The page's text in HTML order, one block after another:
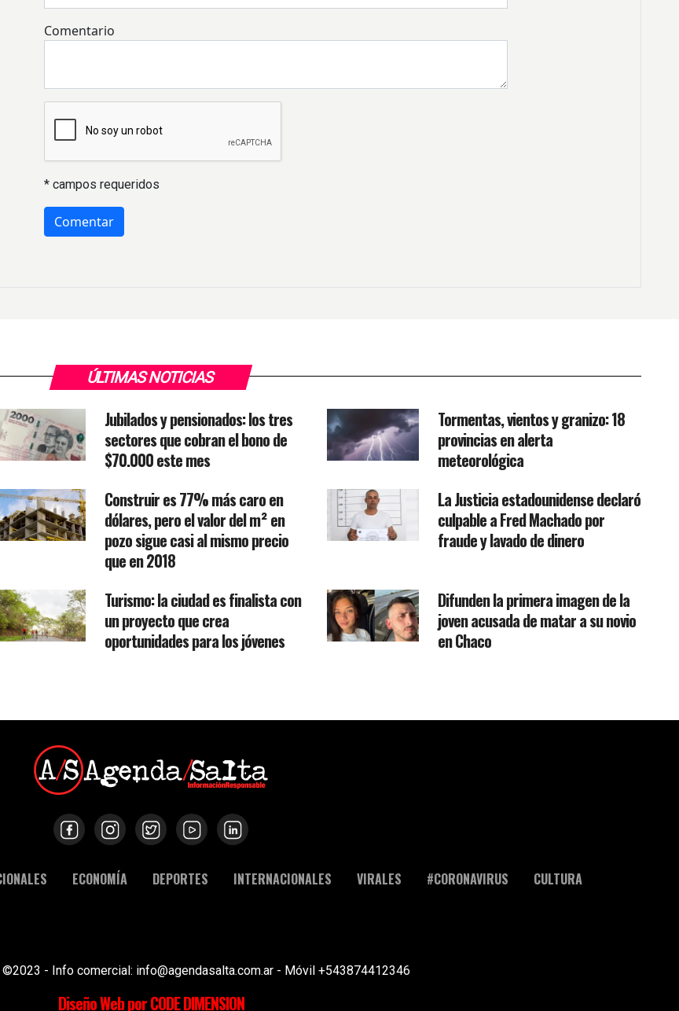
Comentario
* campos requeridos
ÚLTIMAS NOTICIAS
Jubilados y pensionados: los tres
sectores que cobran el bono de
$70.000 este mes
Tormentas, vientos y granizo: 18
provincias en alerta
meteorológica
Construir es 77% más caro en
dólares, pero el valor del m² en
pozo sigue casi al mismo precio
que en 2018
La Justicia estadounidense declaró
culpable a Fred Machado por
fraude y lavado de dinero
Turismo: la ciudad es finalista con
un proyecto que crea
oportunidades para los jóvenes
Difunden la primera imagen de la
joven acusada de matar a su novio
en Chaco
ECONOMÍA DEPORTES INTERNACIONALES VIRALES #CORONAVIRUS
CULTURA
©2023 - Info comercial: info@agendasalta.com.ar - Móvil +543874412346
Diseño Web por CODE DIMENSION